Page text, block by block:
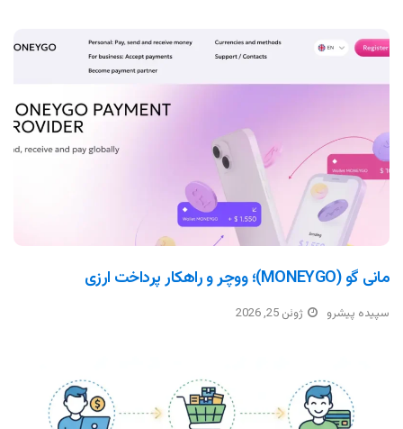
مانی گو (MONEYGO)؛ ووچر و راهکار پرداخت ارزی
سپیده پیشرو ژوئن 25, 2026